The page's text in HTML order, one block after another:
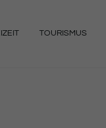
TOURISMUS